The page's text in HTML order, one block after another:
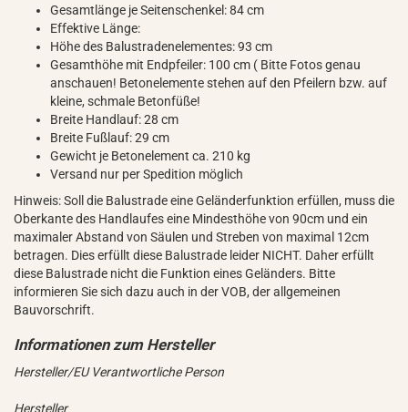
Gesamtlänge je Seitenschenkel: 84 cm
Effektive Länge:
Höhe des Balustradenelementes: 93 cm
Gesamthöhe mit Endpfeiler: 100 cm ( Bitte Fotos genau
anschauen! Betonelemente stehen auf den Pfeilern bzw. auf
kleine, schmale Betonfüße!
Breite Handlauf: 28 cm
Breite Fußlauf: 29 cm
Gewicht je Betonelement ca. 210 kg
Versand nur per Spedition möglich
Hinweis: Soll die Balustrade eine Geländerfunktion erfüllen, muss die
Oberkante des Handlaufes eine Mindesthöhe von 90cm und ein
maximaler Abstand von Säulen und Streben von maximal 12cm
betragen. Dies erfüllt diese Balustrade leider NICHT. Daher erfüllt
diese Balustrade nicht die Funktion eines Geländers. Bitte
informieren Sie sich dazu auch in der VOB, der allgemeinen
Bauvorschrift.
Hersteller/EU Verantwortliche Person
Hersteller